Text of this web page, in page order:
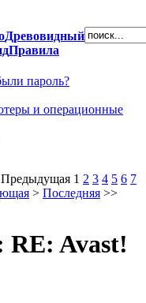
Древовидный
Правила
пароль?
и операционные
Предыдущая 1 2 3 4 5 6 7
> Последняя >>
RE: Avast!